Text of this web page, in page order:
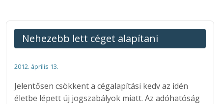
Nehezebb lett céget alapítani
2012. április 13.
Jelentősen csökkent a cégalapítási kedv az idén
életbe lépett új jogszabályok miatt. Az adóhatóság